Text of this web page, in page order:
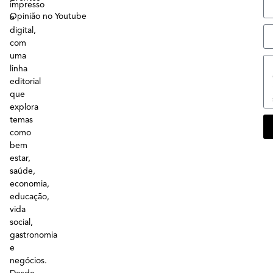
impresso
e
digital,
com
uma
linha
editorial
que
explora
temas
como
bem
estar,
saúde,
economia,
educação,
vida
social,
gastronomia
e
negócios.
Opinião no Youtube